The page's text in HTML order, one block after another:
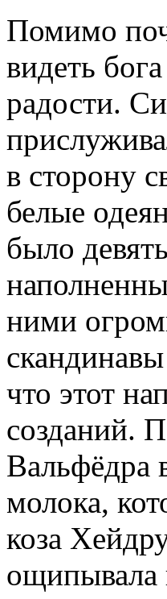
Помимо
видеть
радости.
в сторону
белые
было
ними
что этот
созданий.
Вальфёдра
молока,
коза
ощипывала